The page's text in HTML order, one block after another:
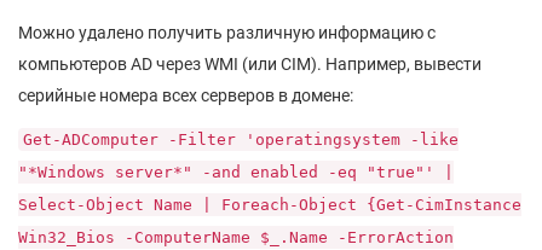
Можно удалено получить различную информацию с
компьютеров AD через WMI (или CIM). Например, вывести
серийные номера всех серверов в домене:
Get-ADComputer -Filter 'operatingsystem -like
"*Windows server*" -and enabled -eq "true"' |
Select-Object Name | Foreach-Object {Get-CimInstance
Win32_Bios -ComputerName $_.Name -ErrorAction